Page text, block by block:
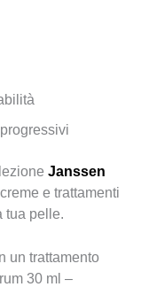
Janssen
e trattamenti
tua pelle.
un trattamento
30 ml –